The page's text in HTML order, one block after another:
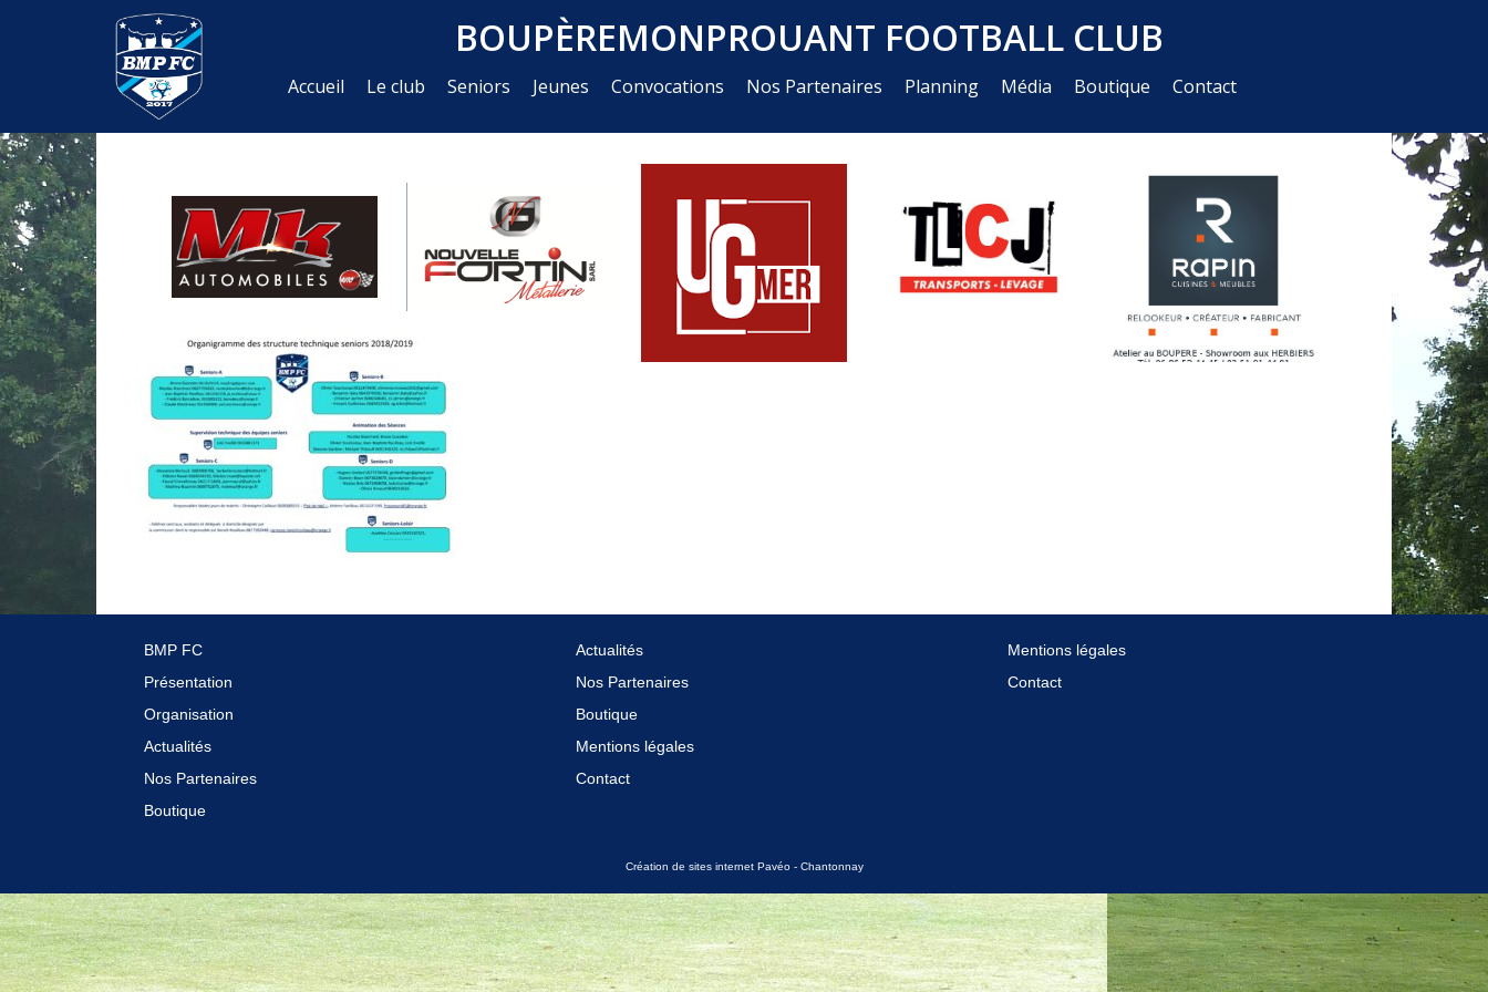
BOUPÈREMONPROUANT FOOTBALL CLUB
Accueil Le club Seniors Jeunes Convocations Nos Partenaires Planning Média Boutique Contact
BMP FC
Présentation
Organisation
Actualités
Nos Partenaires
Boutique
Actualités
Nos Partenaires
Boutique
Mentions légales
Contact
Mentions légales
Contact
Création de sites internet Pavéo - Chantonnay